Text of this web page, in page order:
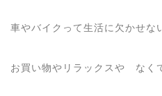
車やバイクって生活に欠かせな
お買い物やリラックスや なく